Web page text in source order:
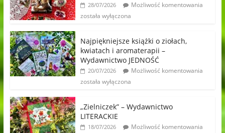
28/07/2026
Możliwość komentowania
została wyłączona
Najpiękniejsze książki o ziołach,
kwiatach i aromaterapii –
Wydawnictwo JEDNOŚĆ
20/07/2026
Możliwość komentowania
została wyłączona
„Zielniczek” – Wydawnictwo
LITERACKIE
18/07/2026
Możliwość komentowania